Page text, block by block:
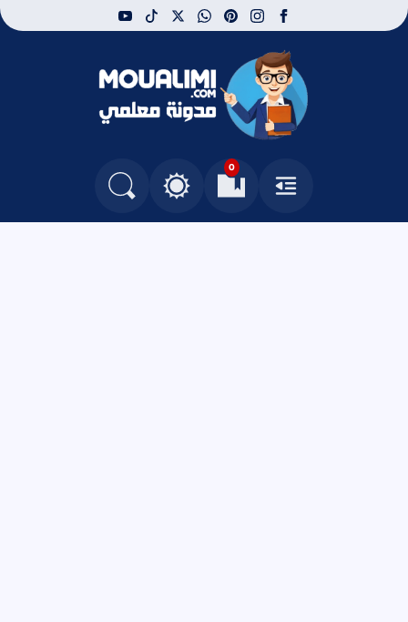
facebook
instagram
pinterest
whatsapp
x
tiktok
youtube
مدونة معلمي
القائمة
0
العلامات المرجعيةالتغيير بين الوضع النهاري والداكن
البحث في المدونة